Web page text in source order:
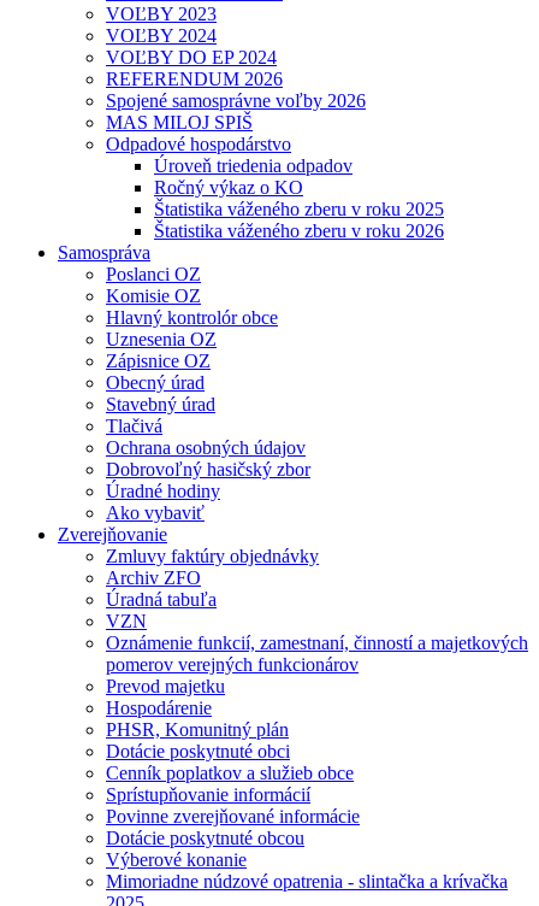
VOĽBY 2023
VOĽBY 2024
VOĽBY DO EP 2024
REFERENDUM 2026
Spojené samosprávne voľby 2026
MAS MILOJ SPIŠ
Odpadové hospodárstvo
Úroveň triedenia odpadov
Ročný výkaz o KO
Štatistika váženého zberu v roku 2025
Štatistika váženého zberu v roku 2026
Samospráva
Poslanci OZ
Komisie OZ
Hlavný kontrolór obce
Uznesenia OZ
Zápisnice OZ
Obecný úrad
Stavebný úrad
Tlačivá
Ochrana osobných údajov
Dobrovoľný hasičský zbor
Úradné hodiny
Ako vybaviť
Zverejňovanie
Zmluvy faktúry objednávky
Archiv ZFO
Úradná tabuľa
VZN
Oznámenie funkcií, zamestnaní, činností a majetkových
pomerov verejných funkcionárov
Prevod majetku
Hospodárenie
PHSR, Komunitný plán
Dotácie poskytnuté obci
Cenník poplatkov a služieb obce
Sprístupňovanie informácií
Povinne zverejňované informácie
Dotácie poskytnuté obcou
Výberové konanie
Mimoriadne núdzové opatrenia - slintačka a krívačka